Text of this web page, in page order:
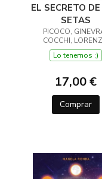
EL SECRETO
SETAS
PICOCO,
COCCHI,
Lo tenemos ;)
17,00 €
Comprar